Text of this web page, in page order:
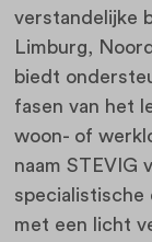
verstandelijke
Limburg,
biedt
fasen van het
woon- of
naam STEVIG
specialistische
met een licht